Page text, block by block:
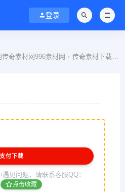
登录
奇素材网996素材网 > 传奇素材下载
支付下载
见问题，请联系客服QQ：
点击收藏